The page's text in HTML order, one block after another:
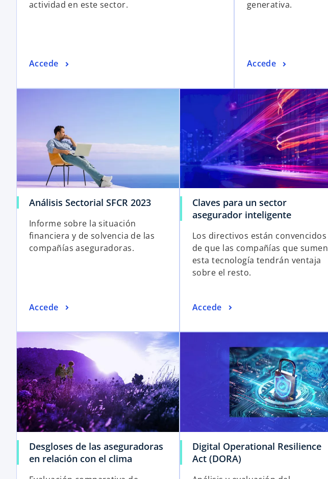
actividad en este sector.
Accede
generativa.
Accede
Análisis Sectorial SFCR 2023
Informe sobre la situación
financiera y de solvencia de las
compañías aseguradoras.
Accede
Claves para un sector
asegurador inteligente
Los directivos están convencidos
de que las compañías que sumen
esta tecnología tendrán ventaja
sobre el resto.
Accede
Desgloses de las aseguradoras
en relación con el clima
Digital Operational Resilience
Act (DORA)